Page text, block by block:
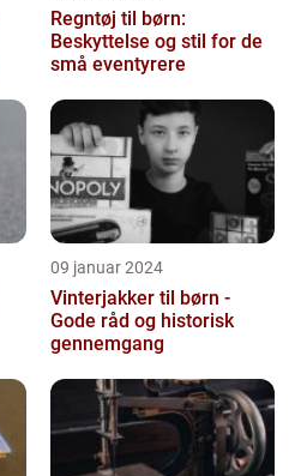
Regntøj til børn:
Beskyttelse og stil for de
små eventyrere
09 januar 2024
Vinterjakker til børn -
Gode råd og historisk
gennemgang